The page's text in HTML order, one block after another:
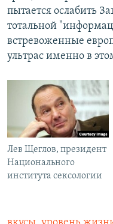
пытается ослабить
тотальной
встревоженные
ультрас именно в
Лев Щеглов, президент
Национального
института сексологии